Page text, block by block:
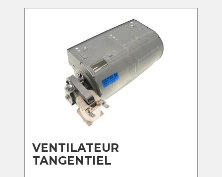
VENTILATEUR
TANGENTIEL